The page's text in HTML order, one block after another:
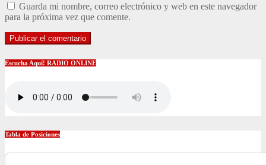
Guarda mi nombre, correo electrónico y web en este navegador
para la próxima vez que comente.
Escucha Aquí! RADIO ONLINE
Tabla de Posiciones